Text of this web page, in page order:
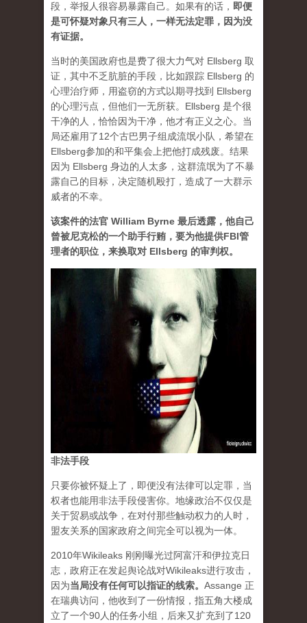
段，举报人很容易暴露自己。如果有的话， 即便
是可怀疑对象只有三人，一样无法定罪，因为没
有证据。
当时的美国政府也是费了很大力气对 Ellsberg 取
证，其中不乏肮脏的手段，比如跟踪 Ellsberg 的
心理治疗师，用盗窃的方式以期寻找到 Ellsberg
的心理污点，但他们一无所获。Ellsberg 是个很
干净的人，恰恰因为干净，他才有正义之心。当
局还雇用了12个古巴男子组成流氓小队，希望在
Ellsberg参加的和平集会上把他打成残废。结果
因为 Ellsberg 身边的人太多，这群流氓为了不暴
露自己的目标，决定随机殴打，造成了一大群示
威者的不幸。
该案件的法官 William Byrne 最后透露，他自己
曾被尼克松的一个助手行贿，要为他提供FBI管
理者的职位，来换取对 Ellsberg 的审判权。
非法手段
只要你被怀疑上了，即便没有法律可以定罪，当
权者也能用非法手段侵害你。地缘政治不仅仅是
关于贸易或战争，在对付那些触动权力的人时，
盟友关系的国家政府之间完全可以视为一体。
2010年Wikileaks 刚刚曝光过阿富汗和伊拉克日
志，政府正在发起舆论战对Wikileaks进行攻击，
因为当局没有任何可以指证的线索。 Assange 正
在瑞典访问，他收到了一份情报，指五角大楼成
立了一个90人的任务小组，后来又扩充到了120